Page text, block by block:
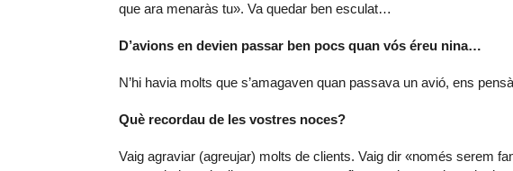
que ara menaràs tu». Va quedar ben esculat…
D’avions en devien passar ben pocs quan vós éreu nina…
N’hi havia molts que s’amagaven quan passava un avió, ens
Què recordau de les vostres noces?
Vaig agraviar (agreujar) molts de clients. Vaig dir «només serem